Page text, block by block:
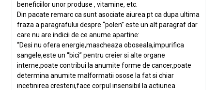
beneficiilor unor produse , vitamine, etc.
Din pacate remarc ca sunt asociate aiurea pt ca dupa ultima
fraza a paragrafului despre “polen” este un alt paragraf dar
care nu are indicii de ce anume apartine:
“Desi nu ofera energie,mascheaza oboseala,impurifica
sangele,este un “bici” pentru creier si alte organe
interne,poate contribui la anumite forme de cancer,poate
determina anumite malformatii osose la fat si chiar
incetinirea cresterii,face corpul insensibil la actiunea